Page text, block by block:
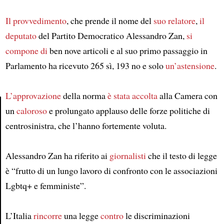
Article
Il provvedimento, che prende il nome del suo relatore,il
deputatodel Partito Democratico Alessandro Zan, si
compone diben nove articoli e al suo primo passaggio in
Parlamento ha ricevuto 265 sì, 193 no e soloun’astensione.
L’approvazionedella normaè stata accoltaalla Camera con
uncalorosoe prolungato applauso delle forze politiche di
centrosinistra, che l’hanno fortemente voluta.
Alessandro Zan ha riferito ai giornalistiche il testo di legge
è “frutto di un lungo lavoro di confronto con le associazioni
Lgbtq+ e femministe”.
L’Italiarincorreuna leggecontrole discriminazioni